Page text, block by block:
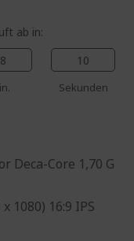
ab in:
10
Sekunden
Deca-Core 1,70 G
1080) 16:9 IPS